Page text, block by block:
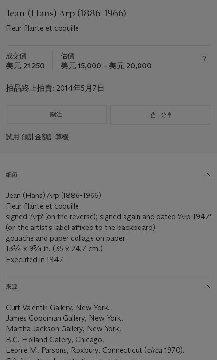
Jean (Hans) Arp (1886-1966)
Fleur filante et coquille
成交價
美元 21,250
估價
美元 15,000 – 美元 20,000
拍品終止拍賣: 2014年5月7日
關注 分享
試用 預計金額計算機
細節
Jean (Hans) Arp (1886-1966)
Fleur filante et coquille
signed 'Arp' (on the reverse); signed again and dated 'Arp 1947'
(on the artist's label affixed to the backboard)
gouache and paper collage on paper
13¾ x 9¾ in. (35 x 24.7 cm.)
Executed in 1947
來源
Curt Valentin Gallery, New York.
James Goodman Gallery, New York.
Martha Jackson Gallery, New York.
B.C. Holland Gallery, Chicago.
Leonie M. Parsons, Roxbury, Connecticut (circa 1970).